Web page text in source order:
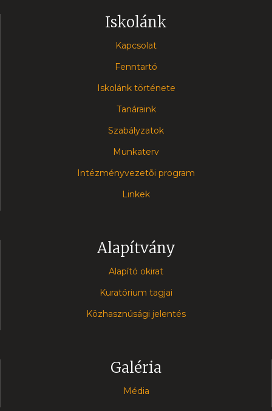
Iskolánk
Kapcsolat
Fenntartó
Iskolánk története
Tanáraink
Szabályzatok
Munkaterv
Intézményvezetõi program
Linkek
Alapítvány
Alapító okirat
Kuratórium tagjai
Közhasznúsági jelentés
Galéria
Média